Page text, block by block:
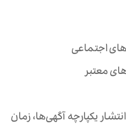
اجتماعی
معتبر
یکپارچه آگهی‌ها، زمان